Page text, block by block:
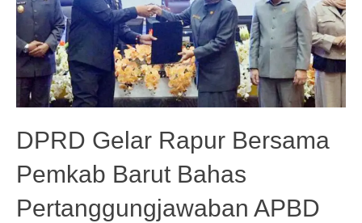
DPRD Gelar Rapur Bersama
Pemkab Barut Bahas
Pertanggungjawaban APBD